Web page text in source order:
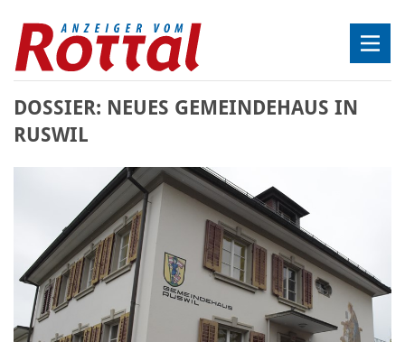
DOSSIER: NEUES GEMEINDEHAUS IN
RUSWIL